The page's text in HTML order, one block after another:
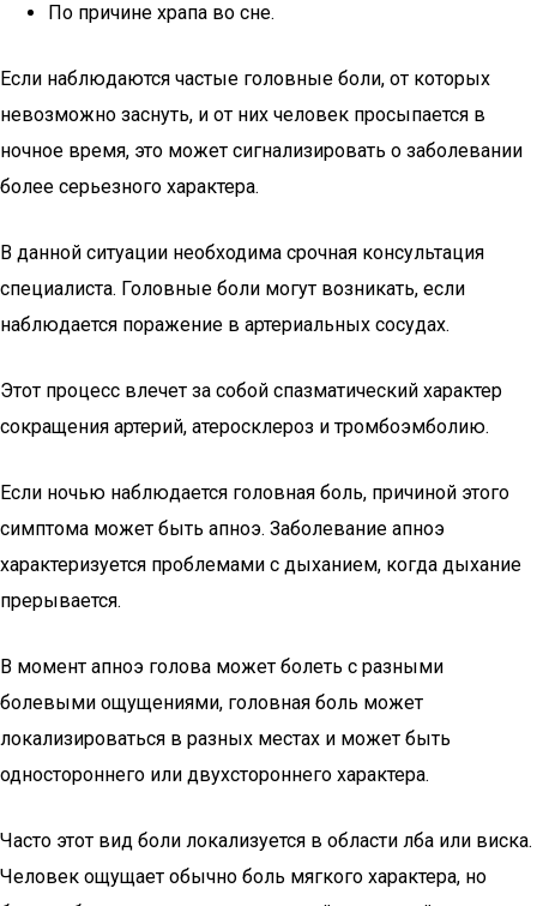
По причине храпа во сне.
Если наблюдаются частые головные боли, от которых
невозможно заснуть, и от них человек просыпается в
ночное время, это может сигнализировать о заболевании
более серьезного характера.
В данной ситуации необходима срочная консультация
специалиста. Головные боли могут возникать, если
наблюдается поражение в артериальных сосудах.
Этот процесс влечет за собой спазматический характер
сокращения артерий, атеросклероз и тромбоэмболию.
Если ночью наблюдается головная боль, причиной этого
симптома может быть апноэ. Заболевание апноэ
характеризуется проблемами с дыханием, когда дыхание
прерывается.
В момент апноэ голова может болеть с разными
болевыми ощущениями, головная боль может
локализироваться в разных местах и может быть
одностороннего или двухстороннего характера.
Часто этот вид боли локализуется в области лба или виска.
Человек ощущает обычно боль мягкого характера, но